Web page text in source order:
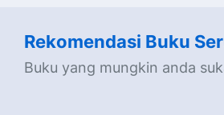
Rekomendasi Buku
Buku yang mungkin anda